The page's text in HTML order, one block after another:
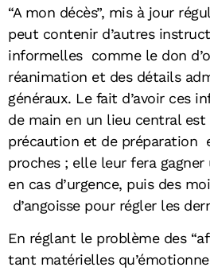
“A mon décès”, mis à jour
peut contenir d’autres
informelles comme le don
réanimation et des détails
généraux. Le fait d’avoir ces
de main en un lieu central est
précaution et de préparation
proches ; elle leur fera
en cas d’urgence, puis des
d’angoisse pour régler les
En réglant le problème des
tant matérielles